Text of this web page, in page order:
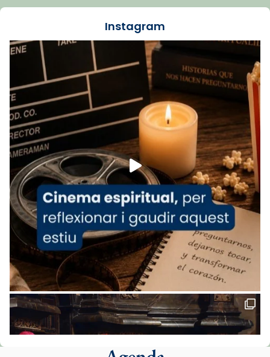
🔗tinyurl.com/cvu5jmbk
Foto
View on Facebook Share
Arquebisbat de Barcelonais at Catedral
de Barcelona.
1 week ago
Aquest dilluns, 27 de juliol, ha tingut lloc la
missa d’acció de gràcies en agraïment al
comitè organitzador de la visita apostòlica
del Sant Pare Lleó XIV a Barcelona, i als
col·laboradors, a la Catedral de Barcelona.
L’arquebisbe de Barcelona, el cardenal Joan
Josep Omella, ha presidit la missa i l’ha
concelebrat el bisbe auxiliar de Barcelona,
Mons. David Abadías.
📸 Dr. G. Simón
Foto
View on Facebook Share
Instagram